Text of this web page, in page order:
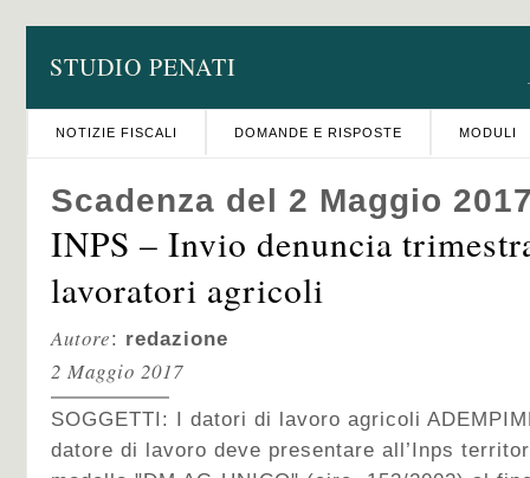
STUDIO PENATI
NOTIZIE FISCALI DOMANDE E RISPOSTE MODULI
Scadenza del 2 Maggio
INPS – Invio denuncia
lavoratori agricoli
Autore: redazione
2 Maggio 2017
SOGGETTI: I datori di lavoro agricoli
datore di lavoro deve presentare all’Inps